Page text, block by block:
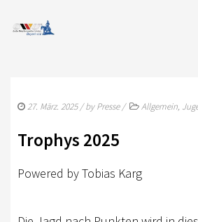
WESTERNREITER ONLINE
EWU
27. März. 2025/ byPresse/ Allgemein,
Trophys 2025
Powered by Tobias Karg